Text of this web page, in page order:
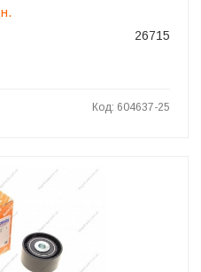
26715
Код: 604637-25